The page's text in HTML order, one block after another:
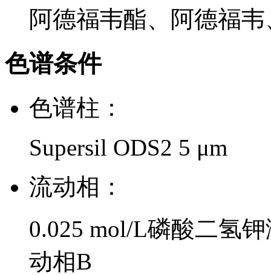
阿德福韦酯、阿德福
色谱条件
色谱柱：
Supersil ODS2 5 μm
流动相：
0.025 mol/L磷酸二氢
动相B